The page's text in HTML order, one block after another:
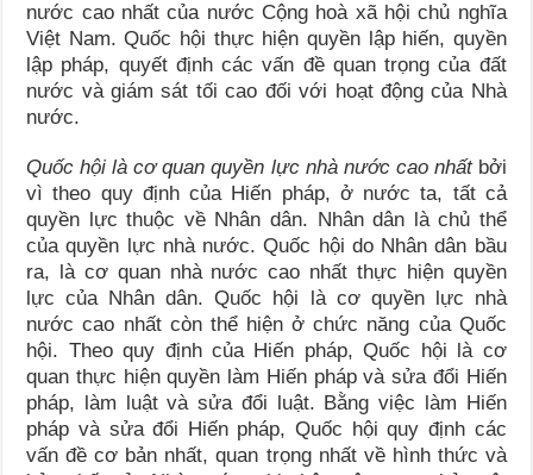
nước cao nhất của nước Cộng hoà xã hội chủ nghĩa
Việt Nam. Quốc hội thực hiện quyền lập hiến, quyền
lập pháp, quyết định các vấn đề quan trọng của đất
nước và giám sát tối cao đối với hoạt động của Nhà
nước.
Quốc hội là cơ quan quyền lực nhà nước cao nhấtbởi
vì theo quy định của Hiến pháp, ở nước ta, tất cả
quyền lực thuộc về Nhân dân. Nhân dân là chủ thể
của quyền lực nhà nước. Quốc hội do Nhân dân bầu
ra, là cơ quan nhà nước cao nhất thực hiện quyền
lực của Nhân dân. Quốc hội là cơ quyền lực nhà
nước cao nhất còn thể hiện ở chức năng của Quốc
hội. Theo quy định của Hiến pháp, Quốc hội là cơ
quan thực hiện quyền làm Hiến pháp và sửa đổi Hiến
pháp, làm luật và sửa đổi luật. Bằng việc làm Hiến
pháp và sửa đổi Hiến pháp, Quốc hội quy định các
vấn đề cơ bản nhất, quan trọng nhất về hình thức và